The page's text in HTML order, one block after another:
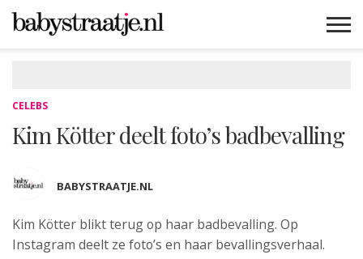
CELEBS
Kim Kötter deelt foto’s badbevalling
BABYSTRAATJE.NL
Kim Kötter blikt terug op haar badbevalling. Op
Instagram deelt ze foto’s en haar bevallingsverhaal.